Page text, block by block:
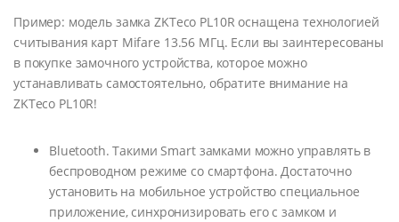
Пример: модель замка ZKTeco PL10R оснащена технологией
считывания карт Mifare 13.56 MГц. Если вы заинтересованы
в покупке замочного устройства, которое можно
устанавливать самостоятельно, обратите внимание на
ZKTeco PL10R!
Bluetooth. Такими Smart замками можно управлять в
беспроводном режиме со смартфона. Достаточно
установить на мобильное устройство специальное
приложение, синхронизировать его с замком и